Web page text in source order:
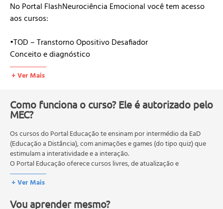
No Portal FlashNeurociência Emocional você tem acesso
aos cursos:
•TOD – Transtorno Opositivo Desafiador
Conceito e diagnóstico
Comportamentos opositores
Fatores de risco
Papel da família e da escola
Conceito e tipos
Episódios maníacos e depressivos
Diagnóstico
Tratamentos
Impactos no cotidiano
+ Ver Mais
Como funciona o curso? Ele é autorizado pelo
MEC?
Os cursos do Portal Educação te ensinam por intermédio da EaD
(Educação a Distância), com animações e games (do tipo quiz) que
estimulam a interatividade e a interação.
O Portal Educação oferece cursos livres, de atualização e
qualificação profissional. São destinados a proporcionar ao
profissional conhecimentos que permitam o desenvolvimento de
O MEC (Ministério da Educação), trata da política nacional de
+ Ver Mais
Vou aprender mesmo?